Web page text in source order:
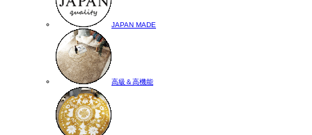
JAPAN MADE
高級＆高機能